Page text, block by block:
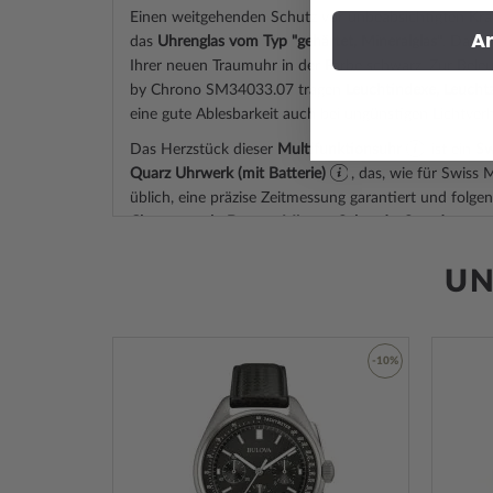
Einen weitgehenden Schutz vor unbeabsichtigten
das Uhrenglas vom Typ "gehärtet, Mineralglas"
.
Ihrer neuen Traumuhr in der Farbe
by Chrono SM34033.07 tragen
eine gute Ablesbarkeit auch bei ungünstigen
Das Herzstück dieser Multifunktionsuhr
Quarz Uhrwerk (mit Batterie)
, das, wie für Swiss
üblich, eine präzise Zeitmessung garantiert und
, wie Sie der nachfolgenden Liste
5 ATM: Duschen & Baden ist mit dieser Uhr
Tauchen nicht.
10 ATM: Einem Schwimmbadbesuch ist die Uhr
hingegen nicht.
20 ATM und mehr: Ab 20 ATM gilt die Uhr als
Schwimmen und Tauchen in geringer Tiefe
-10%